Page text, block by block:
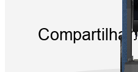
Compartilhar: